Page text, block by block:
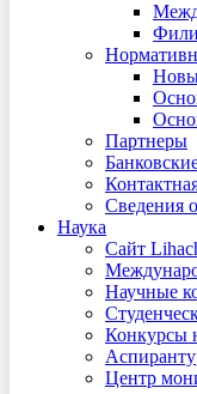
Партнеры
Сведения
Наука
Сайт
Научные
Конкурсы
Центр